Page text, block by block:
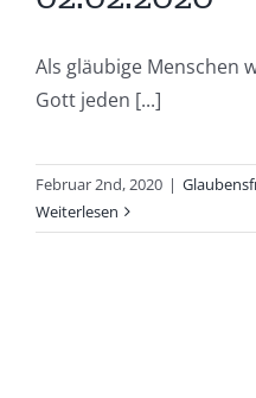
Als gläubige Menschen
Gott jeden [...]
Februar 2nd, 2020 |
Weiterlesen